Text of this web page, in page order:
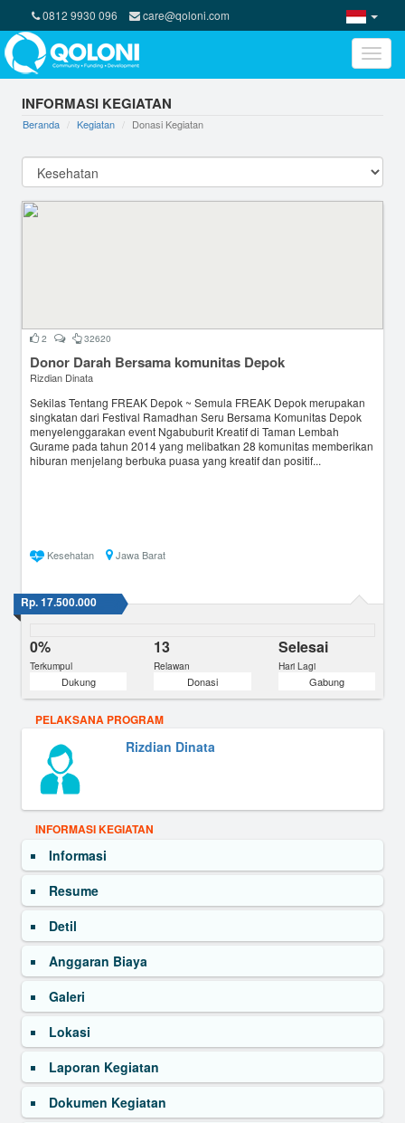
0812 9930 096 care@qoloni.com
Toggle
INFORMASI KEGIATAN
Beranda Kegiatan Donasi Kegiatan
2 32620
Donor Darah Bersama komunitas Depok
Rizdian Dinata
Sekilas Tentang FREAK Depok ~ Semula FREAK Depok merupakan
singkatan dari Festival Ramadhan Seru Bersama Komunitas Depok
menyelenggarakan event Ngabuburit Kreatif di Taman Lembah
Gurame pada tahun 2014 yang melibatkan 28 komunitas memberikan
hiburan menjelang berbuka puasa yang kreatif dan positif...
Kesehatan Jawa Barat
Rp. 17.500.000
0%
Terkumpul
13
Relawan
Selesai
Hari Lagi
Dukung Donasi Gabung
PELAKSANA PROGRAM
Rizdian Dinata
INFORMASI KEGIATAN
Informasi
Resume
Detil
Anggaran Biaya
Galeri
Lokasi
Laporan Kegiatan
Dokumen Kegiatan